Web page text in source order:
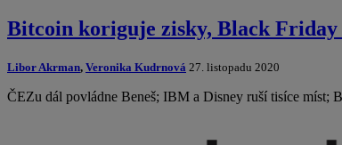
Bitcoin koriguje zisky, Black Friday
Libor Akrman, Veronika Kudrnová 27. listopadu 2020
ČEZu dál povládne Beneš; IBM a Disney ruší tisíce míst;